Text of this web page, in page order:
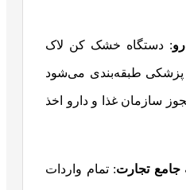
: دستگاه خشک کن لاک
پزشکی طبقه‌بندی می‌شود
سازمان غذا و دارو اخذ
تجارت: تمام واردات